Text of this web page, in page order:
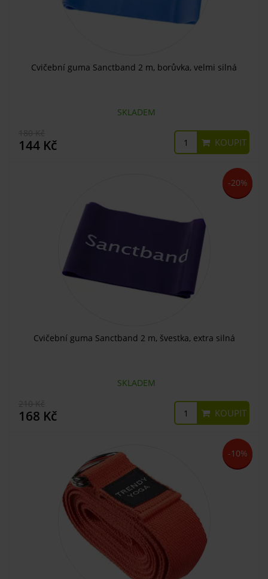
Cvičební guma Sanctband 2 m, borůvka, velmi silná
SKLADEM
144 Kč KOUPIT
-20%
Cvičební guma Sanctband 2 m, švestka, extra silná
SKLADEM
168 Kč KOUPIT
-10%